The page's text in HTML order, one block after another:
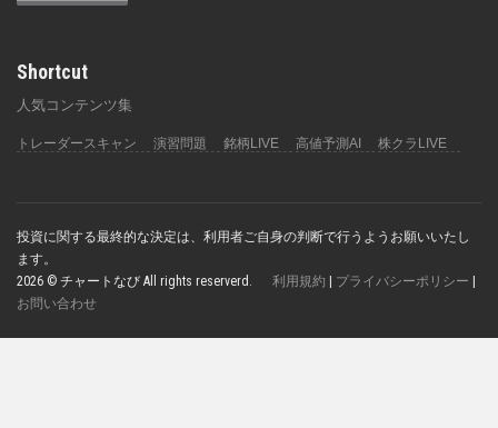
Shortcut
人気コンテンツ集
トレーダースキャン 演習問題 銘柄LIVE 高値予測AI 株クラLIVE
投資に関する最終的な決定は、利用者ご自身の判断で行うようお願いいたし
ます。
2026 © チャートなび All rights reserverd. 利用規約 | プライバシーポリシー |
お問い合わせ